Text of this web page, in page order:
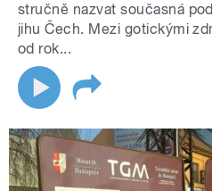
stručně nazvat současná
jihu Čech. Mezi gotickými
od rok...